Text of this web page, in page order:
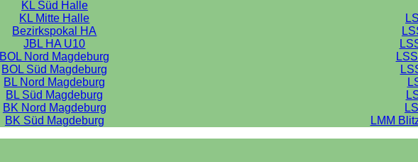
KL Süd Halle
KL Mitte Halle
Bezirkspokal HA
JBL HA U10
BOL Nord Magdeburg
BOL Süd Magdeburg
BL Nord Magdeburg
BL Süd Magdeburg
BK Nord Magdeburg
BK Süd Magdeburg
LMM